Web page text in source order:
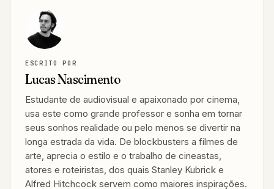
ESCRITO POR
Lucas Nascimento
Estudante de audiovisual e apaixonado por cinema,
usa este como grande professor e sonha em tornar
seus sonhos realidade ou pelo menos se divertir na
longa estrada da vida. De blockbusters a filmes de
arte, aprecia o estilo e o trabalho de cineastas,
atores e roteiristas, dos quais Stanley Kubrick e
Alfred Hitchcock servem como maiores inspirações.